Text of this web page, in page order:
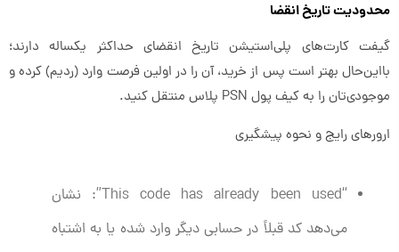
محدودیت تاریخ انقضا
گیفت کارت‌های پلی‌استیشن تاریخ انقضای حداکثر یکساله دارند؛
بااین‌حال بهتر است پس از خرید، آن را در اولین فرصت وارد (ردیم) کرده و
موجودی‌تان را به کیف پول PSN پلاس منتقل کنید.
ارورهای رایج و نحوه پیشگیری
“This code has already been used”: نشان
می‌دهد کد قبلاً در حسابی دیگر وارد شده یا به اشتباه